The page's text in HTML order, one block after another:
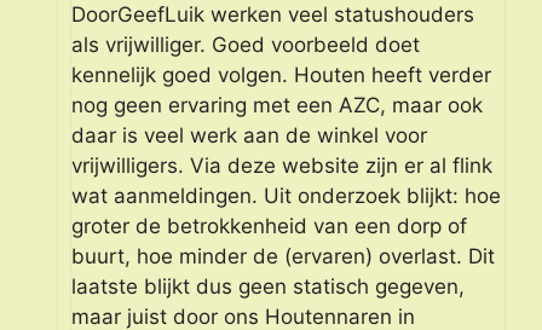
DoorGeefLuik werken veel statushouders
als vrijwilliger. Goed voorbeeld doet
kennelijk goed volgen. Houten heeft verder
nog geen ervaring met een AZC, maar ook
daar is veel werk aan de winkel voor
vrijwilligers. Via deze website zijn er al flink
wat aanmeldingen. Uit onderzoek blijkt: hoe
groter de betrokkenheid van een dorp of
buurt, hoe minder de (ervaren) overlast. Dit
laatste blijkt dus geen statisch gegeven,
maar juist door ons Houtennaren in